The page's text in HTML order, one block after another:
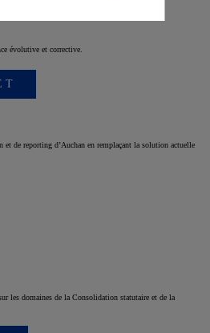
évolutive et corrective.
de reporting d’Auchan en remplaçant la solution actuelle
les domaines de la Consolidation statutaire et de la